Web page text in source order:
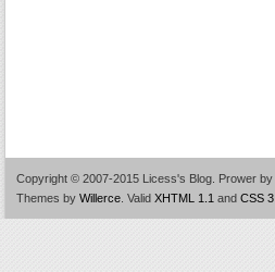
Copyright © 2007-2015 Licess's Blog. Prower by
Themes by Willerce Valid XHTML 1.1 and CSS 3